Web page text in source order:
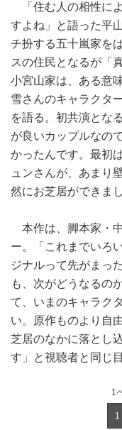
「住む人の相性に
すよね」と語った平
チ扮する五十嵐家を
スの住民となるが「
小宮山家は、ある意
雪さんのキャラクタ
を語る。初共演とな
が良いカップルなの
かったんです。最初
ュンさんが、あまり
然にお芝居ができま
本作は、脚本家・
ー。「これまでいろ
ジナルって先がまっ
も、次がどうなるの
て、いまのキャラク
い。原作ものより自
芝居のなかに落とし
す」と視聴者と同じ
1
1